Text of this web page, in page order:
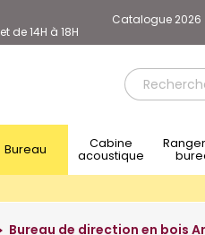
de 14H à 18H
Catalogue 2026
Bureau
Cabine
acoustique
Rangement
Bureau de direction en bois